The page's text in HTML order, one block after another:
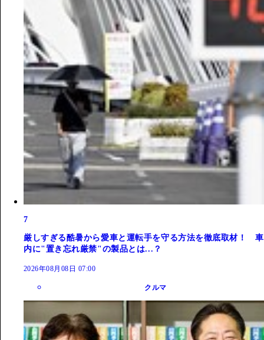
7
厳しすぎる酷暑から愛車と運転手を守る方法を徹底取材！ 車
内に"置き忘れ厳禁"の製品とは...？
2026年08月08日 07:00
クルマ